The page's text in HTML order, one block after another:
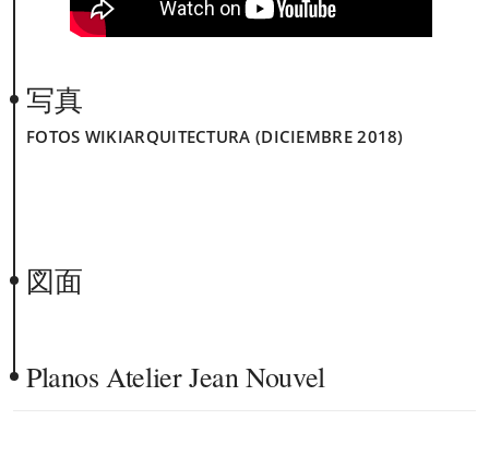
写真
FOTOS WIKIARQUITECTURA (DICIEMBRE 2018)
図面
Planos Atelier Jean Nouvel